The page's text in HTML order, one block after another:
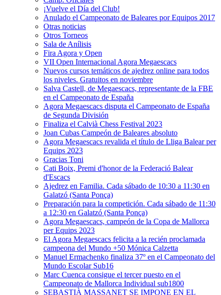
¡Vuelve el Dí­a del Club!
Anulado el Campeonato de Baleares por Equipos 2017
Otras noticias
Otros Torneos
Sala de Anílisis
Fira Agora y Open
VII Open Internacional Agora Megaescacs
Nuevos cursos temáticos de ajedrez online para todos
los niveles. Gratuitos en noviembre
Salva Castell, de Megaescacs, representante de la FBE
en el Campeonato de España
Agora Megaescacs disputa el Campeonato de España
de Segunda División
Finaliza el Calvià Chess Festival 2023
Joan Cubas Campeón de Baleares absoluto
Agora Megaescacs revalida el título de Lliga Balear per
Equips 2023
Gracias Toni
Cati Boix, Premi d'honor de la Federació Balear
d'Escacs
Ajedrez en Familia. Cada sábado de 10:30 a 11:30 en
Galatzó (Santa Ponça)
Preparación para la competición. Cada sábado de 11:30
a 12:30 en Galatzó (Santa Ponça)
Agora Megaescacs, campeón de la Copa de Mallorca
per Equips 2023
El Agora Megaescacs felicita a la recién proclamada
campeona del Mundo +50 Mónica Calzetta
Manuel Ermachenko finaliza 37º en el Campeonato del
Mundo Escolar Sub16
Marc Cuenca consigue el tercer puesto en el
Campeonato de Mallorca Individual sub1800
SEBASTIÀ MASSANET SE IMPONE EN EL